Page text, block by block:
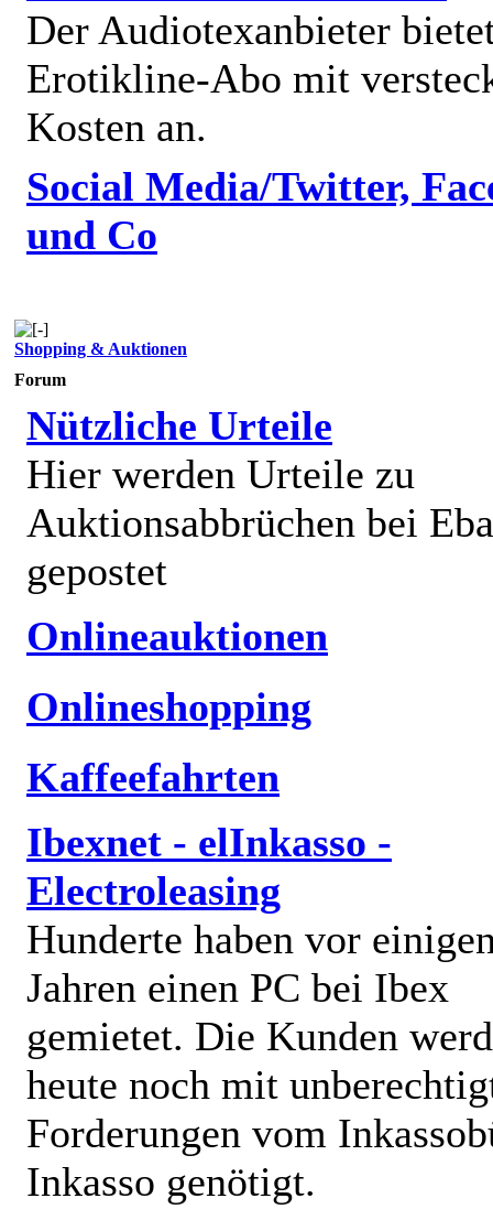
Der Audiotexanbieter
Erotikline-Abo mit
Kosten an.
Social Media/Twitter,
und Co
Shopping & Auktionen
Forum
Nützliche Urteile
Hier werden Urteile zu
Auktionsabbrüchen bei
gepostet
Onlineauktionen
Onlineshopping
Kaffeefahrten
Ibexnet - elInkasso -
Electroleasing
Hunderte haben vor
Jahren einen PC bei Ibex
gemietet. Die Kunden
heute noch mit
Forderungen vom
Inkasso genötigt.